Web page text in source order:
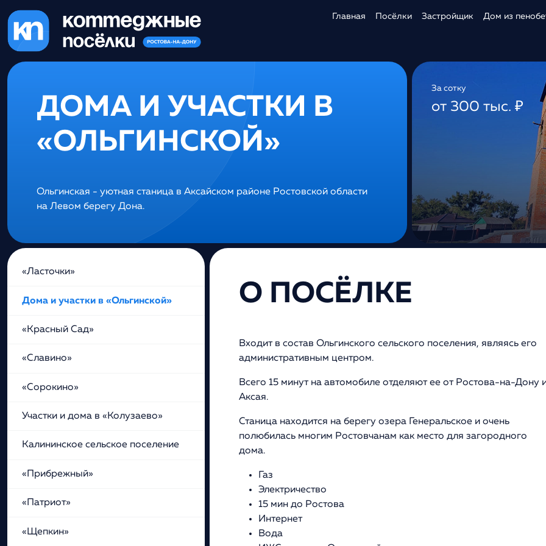
Главная Посёлки Застройщик Дом из
ДОМА И УЧАСТКИ В
«ОЛЬГИНСКОЙ»
Ольгинская - уютная станица в Аксайском районе Ростовской области
на Левом берегу Дона.
За сотку
от 300 тыс. ₽
«Ласточки»
Дома и участки в «Ольгинской»
«Красный Сад»
«Славино»
«Сорокино»
Участки и дома в «Колузаево»
Калининское сельское поселение
«Прибрежный»
«Патриот»
«Щепкин»
О ПОСЁЛКЕ
Входит в состав Ольгинского сельского поселения, являясь его
административным центром.
Всего 15 минут на автомобиле отделяют ее от Ростова-на-Дону
Аксая.
Станица находится на берегу озера Генеральское и очень
полюбилась многим Ростовчанам как место для загородного
дома.
Газ
Электричество
15 мин до Ростова
Интернет
Вода